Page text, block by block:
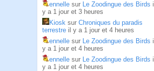
ennelle sur Le Zoodingue des Birds il
y a 1 jour et 3 heures
Kiosk sur Chroniques du paradis
terrestre il y a 1 jour et 4 heures
ennelle sur Le Zoodingue des Birds il
y a 1 jour et 4 heures
ennelle sur Le Zoodingue des Birds il
y a 1 jour et 4 heures